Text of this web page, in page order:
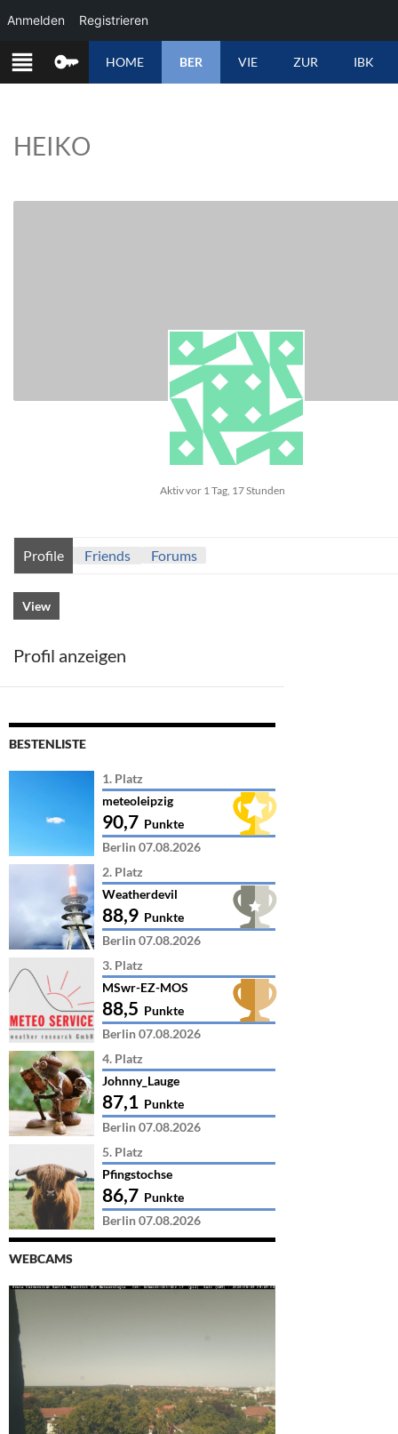
ZUM
INHALT
HOME BER VIE ZUR IBK
HEIKO
Aktiv vor 1 Tag, 17 Stunden
Profile Friends Forums
View
Profil anzeigen
BESTENLISTE
1. Platz
meteoleipzig
90,7 Punkte
Berlin 07.08.2026
2. Platz
Weatherdevil
88,9 Punkte
Berlin 07.08.2026
3. Platz
MSwr-EZ-MOS
88,5 Punkte
Berlin 07.08.2026
4. Platz
Johnny_Lauge
87,1 Punkte
Berlin 07.08.2026
5. Platz
Pfingstochse
86,7 Punkte
Berlin 07.08.2026
WEBCAMS
Anmelden Registrieren